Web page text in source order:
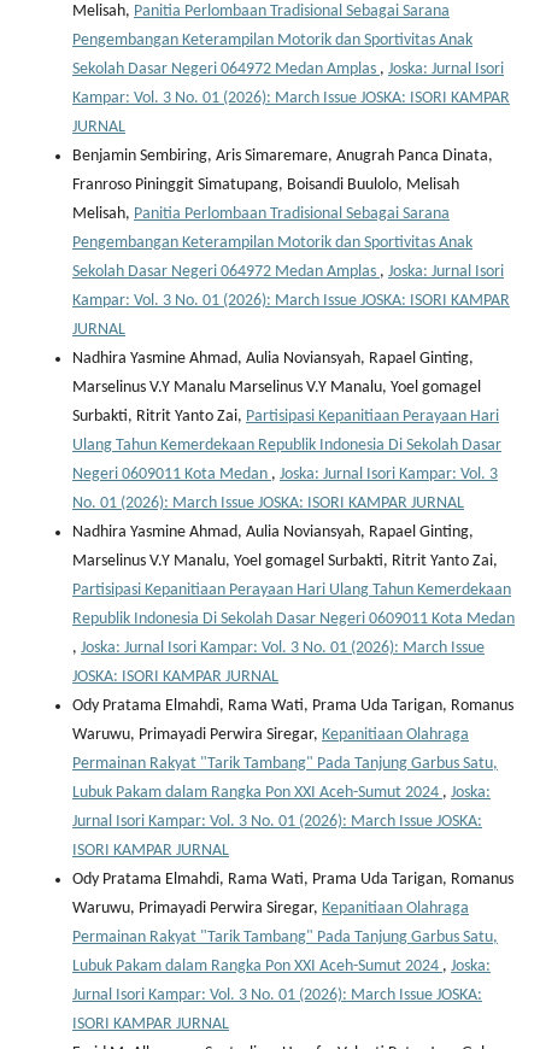
Melisah, Panitia Perlombaan Tradisional Sebagai Sarana
Pengembangan Keterampilan Motorik dan Sportivitas Anak
Sekolah Dasar Negeri 064972 Medan Amplas , Joska: Jurnal Isori
Kampar: Vol. 3 No. 01 (2026): March Issue JOSKA: ISORI KAMPAR
JURNAL
Benjamin Sembiring, Aris Simaremare, Anugrah Panca Dinata,
Franroso Pininggit Simatupang, Boisandi Buulolo, Melisah
Melisah, Panitia Perlombaan Tradisional Sebagai Sarana
Pengembangan Keterampilan Motorik dan Sportivitas Anak
Sekolah Dasar Negeri 064972 Medan Amplas , Joska: Jurnal Isori
Kampar: Vol. 3 No. 01 (2026): March Issue JOSKA: ISORI KAMPAR
JURNAL
Nadhira Yasmine Ahmad, Aulia Noviansyah, Rapael Ginting,
Marselinus V.Y Manalu Marselinus V.Y Manalu, Yoel gomagel
Surbakti, Ritrit Yanto Zai, Partisipasi Kepanitiaan Perayaan Hari
Ulang Tahun Kemerdekaan Republik Indonesia Di Sekolah Dasar
Negeri 0609011 Kota Medan , Joska: Jurnal Isori Kampar: Vol. 3
No. 01 (2026): March Issue JOSKA: ISORI KAMPAR JURNAL
Nadhira Yasmine Ahmad, Aulia Noviansyah, Rapael Ginting,
Marselinus V.Y Manalu, Yoel gomagel Surbakti, Ritrit Yanto Zai,
Partisipasi Kepanitiaan Perayaan Hari Ulang Tahun Kemerdekaan
Republik Indonesia Di Sekolah Dasar Negeri 0609011 Kota Medan
, Joska: Jurnal Isori Kampar: Vol. 3 No. 01 (2026): March Issue
JOSKA: ISORI KAMPAR JURNAL
Ody Pratama Elmahdi, Rama Wati, Prama Uda Tarigan, Romanus
Waruwu, Primayadi Perwira Siregar, Kepanitiaan Olahraga
Permainan Rakyat "Tarik Tambang" Pada Tanjung Garbus Satu,
Lubuk Pakam dalam Rangka Pon XXI Aceh-Sumut 2024 , Joska:
Jurnal Isori Kampar: Vol. 3 No. 01 (2026): March Issue JOSKA:
ISORI KAMPAR JURNAL
Ody Pratama Elmahdi, Rama Wati, Prama Uda Tarigan, Romanus
Waruwu, Primayadi Perwira Siregar, Kepanitiaan Olahraga
Permainan Rakyat "Tarik Tambang" Pada Tanjung Garbus Satu,
Lubuk Pakam dalam Rangka Pon XXI Aceh-Sumut 2024 , Joska:
Jurnal Isori Kampar: Vol. 3 No. 01 (2026): March Issue JOSKA:
ISORI KAMPAR JURNAL